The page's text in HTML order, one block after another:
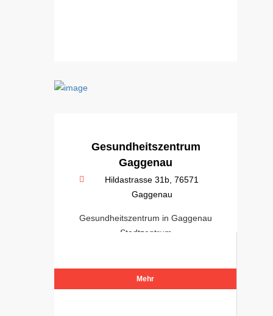
Gesundheitszentrum
Gaggenau
Hildastrasse 31b, 76571
Gaggenau
Gesundheitszentrum in Gaggenau
Stadtzentrum
Mehr